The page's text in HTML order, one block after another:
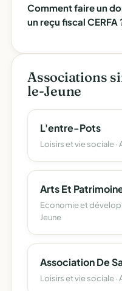
Comment faire un
un reçu fiscal CERFA
Associations
le-Jeune
L'entre-Pots
Loisirs et vie sociale ·
Arts Et
Economie et
Jeune
Loisirs et vie sociale ·